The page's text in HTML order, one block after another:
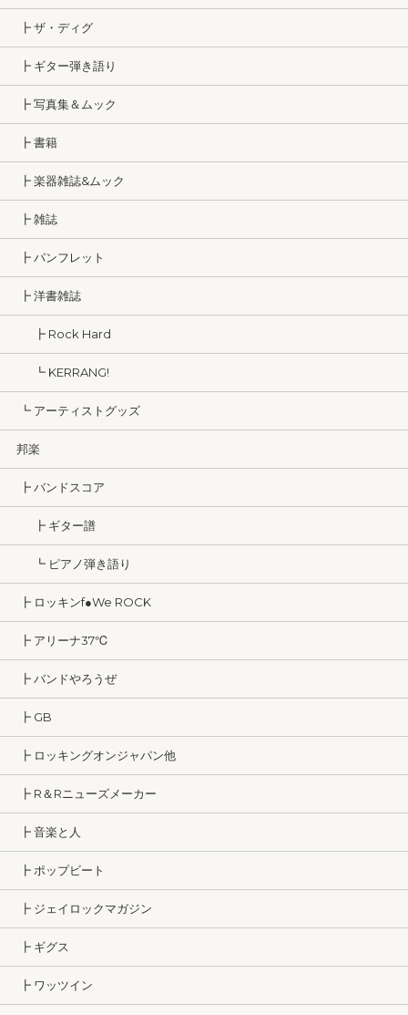
┣ ザ・ディグ
┣ ギター弾き語り
┣ 写真集＆ムック
┣ 書籍
┣ 楽器雑誌&ムック
┣ 雑誌
┣ パンフレット
┣ 洋書雑誌
┣ Rock Hard
┗ KERRANG!
┗ アーティストグッズ
邦楽
┣ バンドスコア
┣ ギター譜
┗ ピアノ弾き語り
┣ ロッキンf●We ROCK
┣ アリーナ37℃
┣ バンドやろうぜ
┣ GB
┣ ロッキングオンジャパン他
┣ R＆Rニューズメーカー
┣ 音楽と人
┣ ポップビート
┣ ジェイロックマガジン
┣ ギグス
┣ ワッツイン